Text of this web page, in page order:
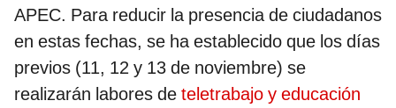
APEC. Para reducir la presencia de ciudadanos
en estas fechas, se ha establecido que los días
previos (11, 12 y 13 de noviembre) se
realizarán labores de teletrabajo y educación